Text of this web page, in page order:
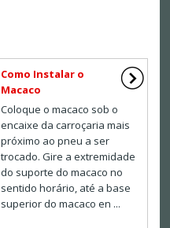
Como Instalar o
Macaco
Coloque o macaco sob o
encaixe da carroçaria mais
próximo ao pneu a ser
trocado. Gire a extremidade
do suporte do macaco no
sentido horário, até a base
superior do macaco en ...